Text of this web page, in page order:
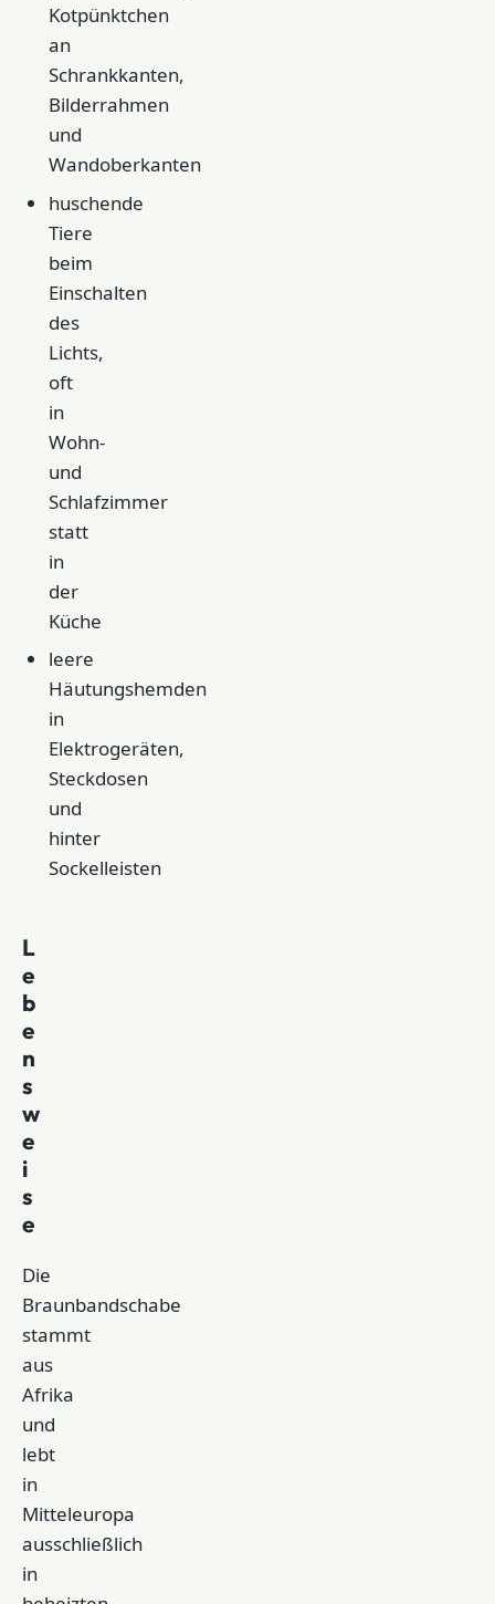
Kotpünktchen
an
Schrankkanten,
Bilderrahmen
und
Wandoberkanten
huschende
Tiere
beim
Einschalten
des
Lichts,
oft
in
Wohn-
und
Schlafzimmer
statt
in
der
Küche
leere
Häutungshemden
in
Elektrogeräten,
Steckdosen
und
hinter
Sockelleisten
L
e
b
e
n
s
w
e
i
s
e
Die
Braunbandschabe
stammt
aus
Afrika
und
lebt
in
Mitteleuropa
ausschließlich
in